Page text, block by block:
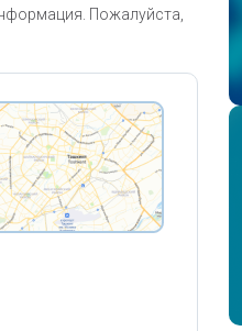
Пожалуйста,